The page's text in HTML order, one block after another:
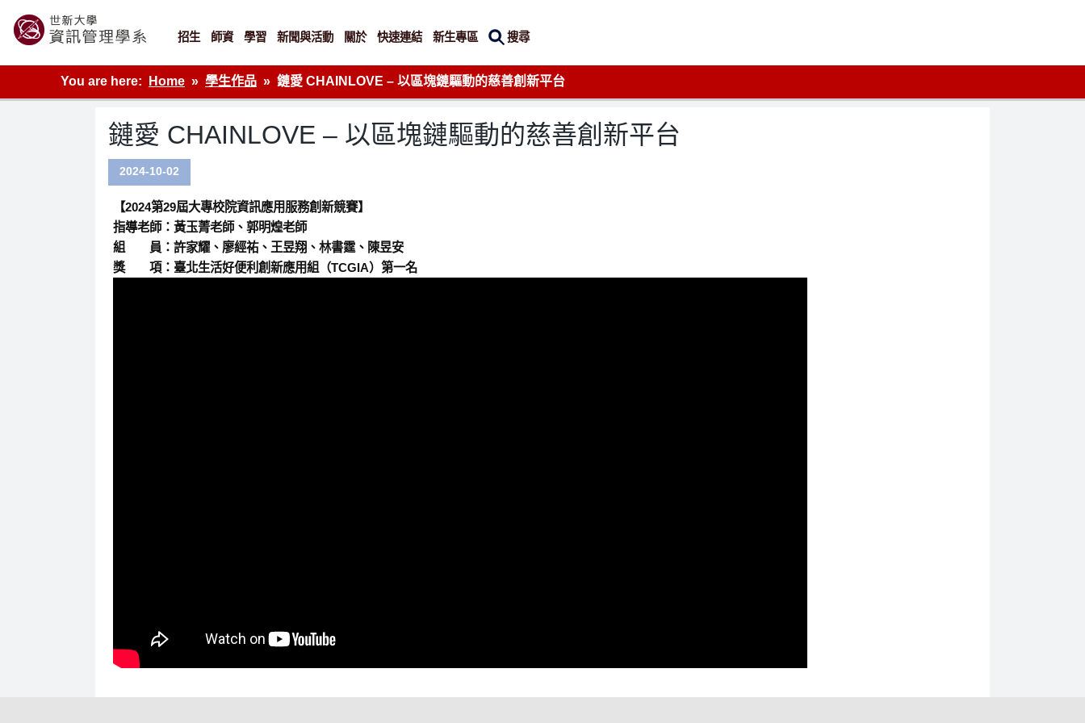
content
世新大學資管系網站
招生 師資 學習 新聞與活動 關於 快速連結 新生專區 搜尋
You are here: Home 學生作品 鏈愛 CHAINLOVE – 以區塊鏈驅動的慈善創新平台
鏈愛 CHAINLOVE – 以區塊鏈驅動的慈善創新平台
2024-10-02
【2024第29屆大專校院資訊應用服務創新競賽】
指導老師：黃玉菁老師、郭明煌老師
組 員：許家耀、廖經祐、王昱翔、林書霆、陳昱安
獎 項：臺北生活好便利創新應用組（TCGIA）第一名